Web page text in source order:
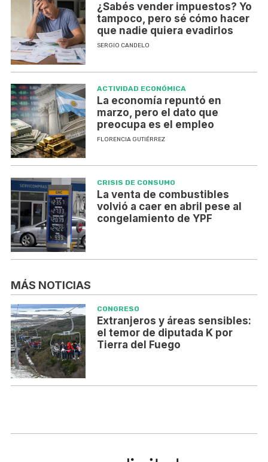
¿Sabés vender impuestos? Yo
tampoco, pero sé cómo hacer
que nadie quiera evadirlos
SERGIO CANDELO
ACTIVIDAD ECONÓMICA
La economía repuntó en
marzo, pero el dato que
preocupa es el empleo
FLORENCIA GUTIÉRREZ
CRISIS DE CONSUMO
La venta de combustibles
volvió a caer en abril pese al
congelamiento de YPF
MÁS NOTICIAS
CONGRESO
Extranjeros y áreas sensibles:
el temor de diputada K por
Tierra del Fuego